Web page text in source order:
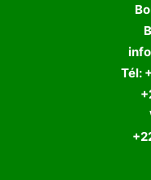
Tél: